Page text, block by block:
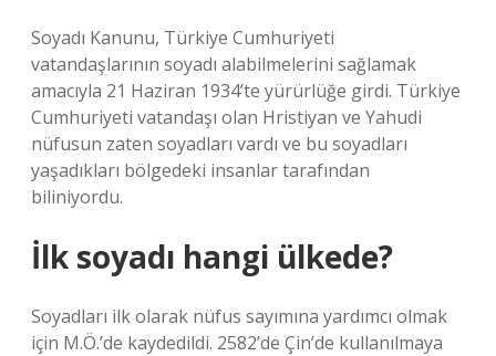
Soyadı Kanunu, Türkiye Cumhuriyeti
vatandaşlarının soyadı alabilmelerini sağlamak
amacıyla 21 Haziran 1934’te yürürlüğe girdi. Türkiye
Cumhuriyeti vatandaşı olan Hristiyan ve Yahudi
nüfusun zaten soyadları vardı ve bu soyadları
yaşadıkları bölgedeki insanlar tarafından
biliniyordu.
İlk soyadı hangi ülkede?
Soyadları ilk olarak nüfus sayımına yardımcı olmak
için M.Ö.’de kaydedildi. 2582’de Çin’de kullanılmaya